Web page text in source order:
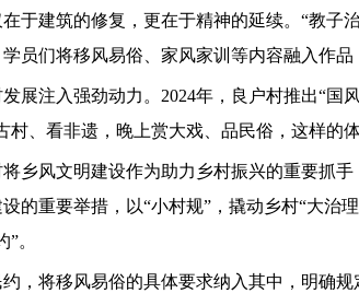
于建筑的修复，更在于精神的延续。“教子
员们将移风易俗、家风家训等内容融入作
展注入强劲动力。2024年，良户村推出“国
村、看非遗，晚上赏大戏、品民俗，这样的
乡风文明建设作为助力乡村振兴的重要抓
的重要举措，以“小村规”，撬动乡村“大治
。
，将移风易俗的具体要求纳入其中，明确